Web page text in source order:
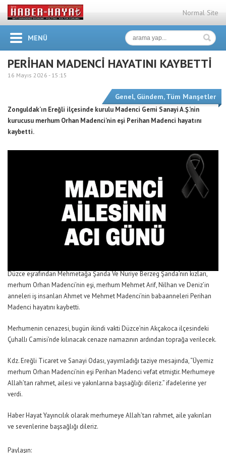
Normal Site
MENÜ
PERİHAN MADENCİ HAYATINI KAYBETTİ
16 Mayıs 2026 - 15:15
Genel, Gündem,Tüm Manşetler
Zonguldak’ın Ereğli ilçesinde kurulu Madenci Gemi Sanayi A.Ş.’nin
kurucusu merhum Orhan Madenci’nin eşi Perihan Madenci hayatını
kaybetti.
Düzce eşrafından Mehmetağa Şanda Ve Nuriye Berzeg Şanda’nın kızları,
merhum Orhan Madenci’nin eşi, merhum Mehmet Arif, Nilhan ve Deniz’in
anneleri iş insanları Ahmet ve Mehmet Madenci’nin babaanneleri Perihan
Madenci hayatını kaybetti.
Merhumenin cenazesi, bugün ikindi vakti Düzce’nin Akçakoca ilçesindeki
Çuhallı Camisi’nde kılınacak cenaze namazının ardından toprağa verilecek.
Kdz. Ereğli Ticaret ve Sanayi Odası, yayımladığı taziye mesajında, “Üyemiz
merhum Orhan Madenci’nin eşi Perihan Madenci vefat etmiştir. Merhumeye
Allah’tan rahmet, ailesi ve yakınlarına başsağlığı dileriz.” ifadelerine yer
verdi.
Haber Hayat Yayıncılık olarak merhumeye Allah’tan rahmet, aile yakınları
ve sevenlerine başsağlığı dileriz.
Paylaşın: